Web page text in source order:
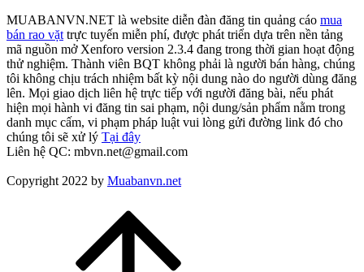
MUABANVN.NET là website diễn đàn đăng tin quảng cáo mua
bán rao vặt trực tuyến miễn phí, được phát triển dựa trên nền tảng
mã nguồn mở Xenforo version 2.3.4 đang trong thời gian hoạt động
thử nghiệm. Thành viên BQT không phải là người bán hàng, chúng
tôi không chịu trách nhiệm bất kỳ nội dung nào do người dùng đăng
lên. Mọi giao dịch liên hệ trực tiếp với người đăng bài, nếu phát
hiện mọi hành vi đăng tin sai phạm, nội dung/sản phẩm nằm trong
danh mục cấm, vi phạm pháp luật vui lòng gửi đường link đó cho
chúng tôi sẽ xử lý Tại đây
Liên hệ QC: mbvn.net@gmail.com
Copyright 2022 by Muabanvn.net